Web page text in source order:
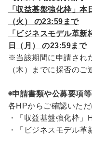
「収益基盤強化枠」
（火） の23:59まで
「ビジネスモデル革
日（月） の23:59まで
※当該期間に申請され
（木）までに採否のご
◉申請書類や公募要項
各HPからご確認いただ
・「収益基盤強化枠」
・「ビジネスモデル革